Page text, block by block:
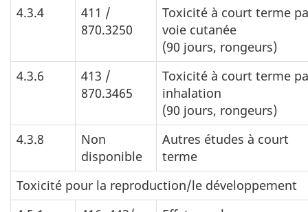
4.3.4
411 /
870.3250
Toxicité à court terme
voie cutanée
(90 jours, rongeurs)
4.3.6
413 /
870.3465
Toxicité à court terme
inhalation
(90 jours, rongeurs)
4.3.8
Non
disponible
Autres études à court
terme
Toxicité pour la reproduction/le développement